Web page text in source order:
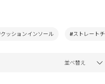
ッションインソール #ストレート
並べ替え